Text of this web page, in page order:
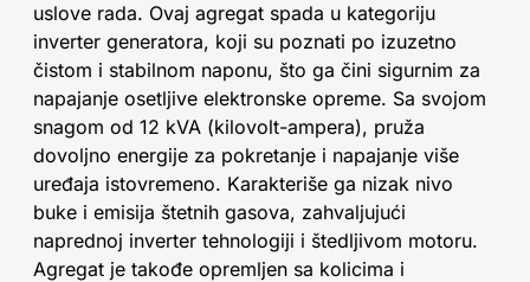
uslove rada. Ovaj agregat spada u kategoriju
inverter generatora, koji su poznati po izuzetno
čistom i stabilnom naponu, što ga čini sigurnim za
napajanje osetljive elektronske opreme. Sa svojom
snagom od 12 kVA (kilovolt-ampera), pruža
dovoljno energije za pokretanje i napajanje više
uređaja istovremeno. Karakteriše ga nizak nivo
buke i emisija štetnih gasova, zahvaljujući
naprednoj inverter tehnologiji i štedljivom motoru.
Agregat je takođe opremljen sa kolicima i